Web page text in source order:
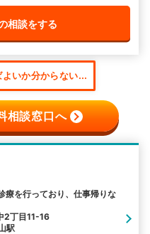
相談をする
いか分からない...
相談窓口へ
療を行っており、仕事帰りな
2丁目11-16
駅